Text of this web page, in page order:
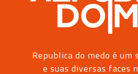
Republica do medo é
e suas diversas faces